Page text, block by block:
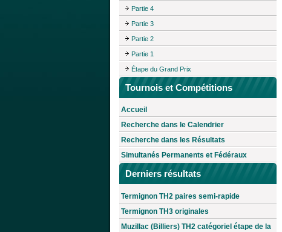
Partie 4
Partie 3
Partie 2
Partie 1
Étape du Grand Prix
Tournois et Compétitions
Accueil
Recherche dans le Calendrier
Recherche dans les Résultats
Simultanés Permanents et Fédéraux
Derniers résultats
Termignon TH2 paires semi-rapide
Termignon TH3 originales
Muzillac (Billiers) TH2 catégoriel étape de la